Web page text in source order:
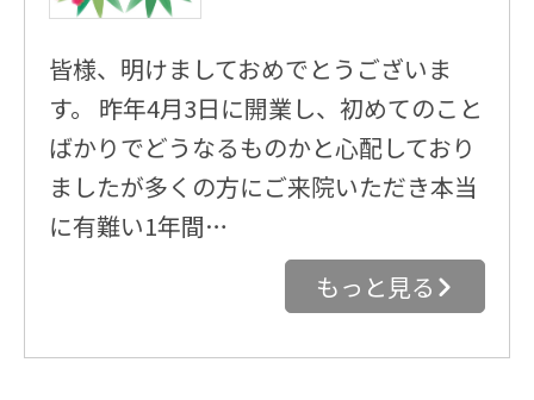
皆様、明けましておめでとうございま
す。 昨年4月3日に開業し、初めてのこと
ばかりでどうなるものかと心配しており
ましたが多くの方にご来院いただき本当
に有難い1年間…
もっと見る